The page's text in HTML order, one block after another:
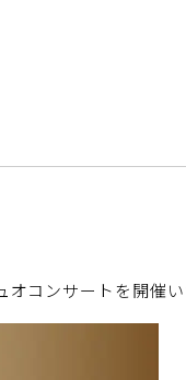
コンサートを開催い